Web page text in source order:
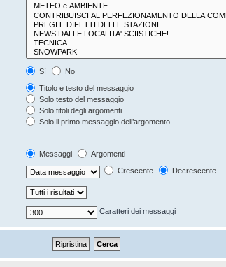
Sì
No
Titolo e testo del messaggio
Solo testo del messaggio
Solo titoli degli argomenti
Solo il primo messaggio dell’argomento
Messaggi
Argomenti
Crescente Decrescente
Caratteri dei messaggi